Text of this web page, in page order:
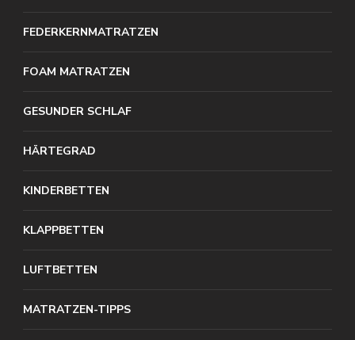
FEDERKERNMATRATZEN
FOAM MATRATZEN
GESUNDER SCHLAF
HÄRTEGRAD
KINDERBETTEN
KLAPPBETTEN
LUFTBETTEN
MATRATZEN-TIPPS